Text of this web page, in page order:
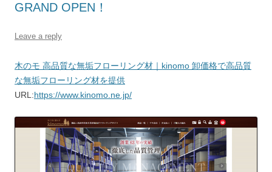
GRAND OPEN！
Leave a reply
木のモ 高品質な無垢フローリング材｜kinomo 卸価格で高品質
な無垢フローリング材を提供
URL:https://www.kinomo.ne.jp/